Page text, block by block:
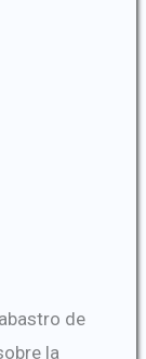
de
la